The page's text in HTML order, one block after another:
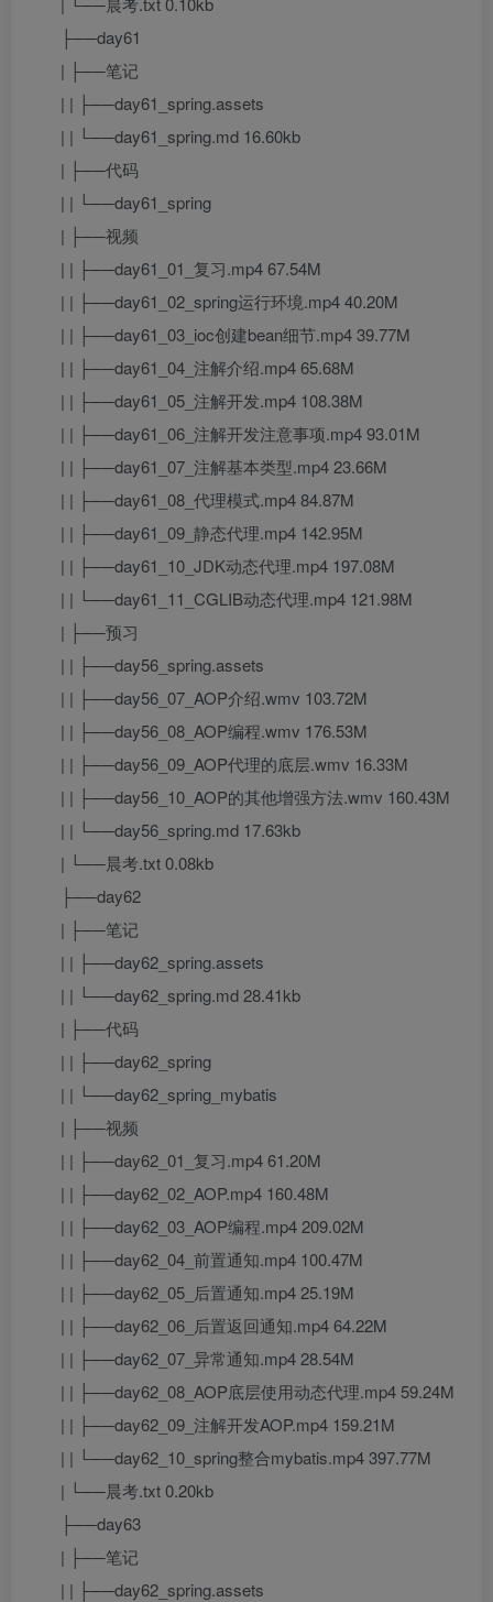
├──day61
| ├──笔记
| | ├──day61_spring.assets
| | └──day61_spring.md 16.60kb
| ├──代码
| | └──day61_spring
| ├──视频
| | ├──day61_01_复习.mp4 67.54M
| | ├──day61_02_spring运行环境.mp4 40.20M
| | ├──day61_03_ioc创建bean细节.mp4 39.77M
| | ├──day61_04_注解介绍.mp4 65.68M
| | ├──day61_05_注解开发.mp4 108.38M
| | ├──day61_06_注解开发注意事项.mp4 93.01M
| | ├──day61_07_注解基本类型.mp4 23.66M
| | ├──day61_08_代理模式.mp4 84.87M
| | ├──day61_09_静态代理.mp4 142.95M
| | ├──day61_10_JDK动态代理.mp4 197.08M
| | └──day61_11_CGLIB动态代理.mp4 121.98M
| ├──预习
| | ├──day56_spring.assets
| | ├──day56_07_AOP介绍.wmv 103.72M
| | ├──day56_08_AOP编程.wmv 176.53M
| | ├──day56_09_AOP代理的底层.wmv 16.33M
| | ├──day56_10_AOP的其他增强方法.wmv 160.43M
| | └──day56_spring.md 17.63kb
| └──晨考.txt 0.08kb
├──day62
| ├──笔记
| | ├──day62_spring.assets
| | └──day62_spring.md 28.41kb
| ├──代码
| | ├──day62_spring
| | └──day62_spring_mybatis
| ├──视频
| | ├──day62_01_复习.mp4 61.20M
| | ├──day62_02_AOP.mp4 160.48M
| | ├──day62_03_AOP编程.mp4 209.02M
| | ├──day62_04_前置通知.mp4 100.47M
| | ├──day62_05_后置通知.mp4 25.19M
| | ├──day62_06_后置返回通知.mp4 64.22M
| | ├──day62_07_异常通知.mp4 28.54M
| | ├──day62_08_AOP底层使用动态代理.mp4 59.24M
| | ├──day62_09_注解开发AOP.mp4 159.21M
| | └──day62_10_spring整合mybatis.mp4 397.77M
| └──晨考.txt 0.20kb
├──day63
| ├──笔记
| | ├──day62_spring.assets